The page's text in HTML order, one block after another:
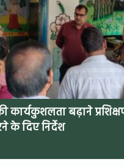
कार्यकुशलता बढ़ाने
के दिए निर्देश